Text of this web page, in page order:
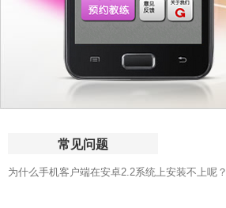
常见问题
为什么手机客户端在安卓2.2系统上安装不上呢？